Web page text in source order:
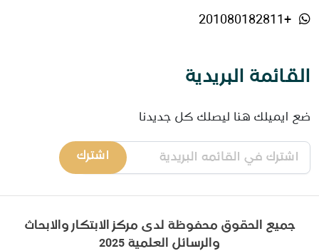
+201080182811
القائمة البريدية
ضع ايميلك هنا ليصلك كل جديدنا
اشترك
جميع الحقوق محفوظة لدى مركز الابتكار والابحاث
والرسائل العلمية 2025